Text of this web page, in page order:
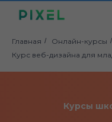
Главная / Онлайн-курсы /
Курс веб-дизайна для
Курсы